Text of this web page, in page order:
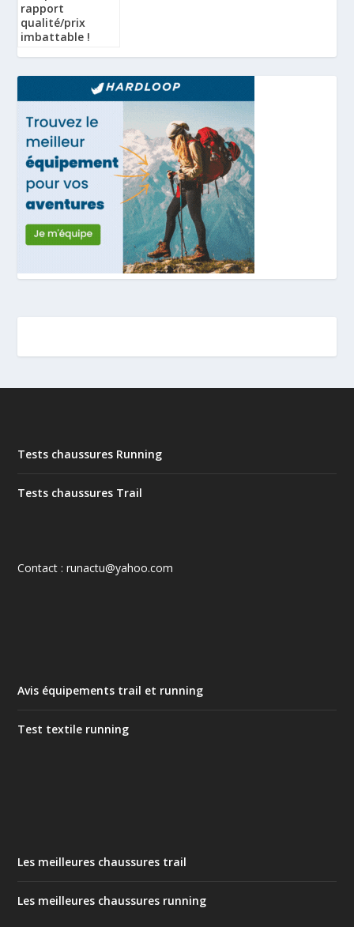
Tests chaussures Running
Tests chaussures Trail
Contact : runactu@yahoo.com
Avis équipements trail et running
Test textile running
Les meilleures chaussures trail
Les meilleures chaussures running